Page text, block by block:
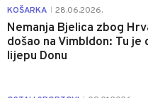
KOŠARKA 28.06.2026.
Nemanja Bjelica zbog
došao na Vimbldon: Tu je
lijepu Donu